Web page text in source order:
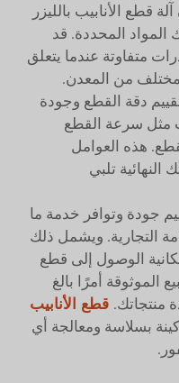
قطع الأنابيب بالليزر
المواد المحددة. قد
متفاوتة عندما يتعلق
من المعدن.
دقة القطع وجودة
مثل سرعة القطع
هذه العوامل
تلبي
جودة وتوافر خدمة ما
التجارية. ويشمل ذلك
الوصول إلى قطع
الموثوقة أمرًا بالغ
منتجاتك. قطع الأنابيب
بسلاسة ومعالجة أي